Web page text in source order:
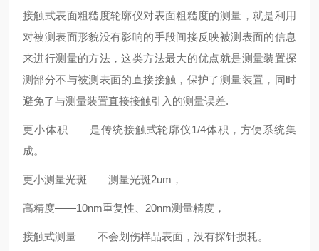
接触式表面粗糙度轮廓仪对表面粗糙度的测量，就是利用
对被测表面形貌没有影响的手段间接反映被测表面的信息
来进行测量的方法，这类方法最大的优点就是测量装置探
测部分不与被测表面的直接接触，保护了测量装置，同时
避免了与测量装置直接接触引入的测量误差.
更小体积——是传统接触式轮廓仪1/4体积，方便系统集
成。
更小测量光斑——测量光斑2um，
高精度——10nm重复性、20nm测量精度，
接触式测量——不会划伤样品表面，没有探针损耗。